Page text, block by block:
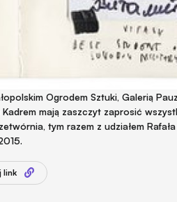
Ogrodem Sztuki, Galerią
mają zaszczyt zaprosić
tym razem z udziałem
link